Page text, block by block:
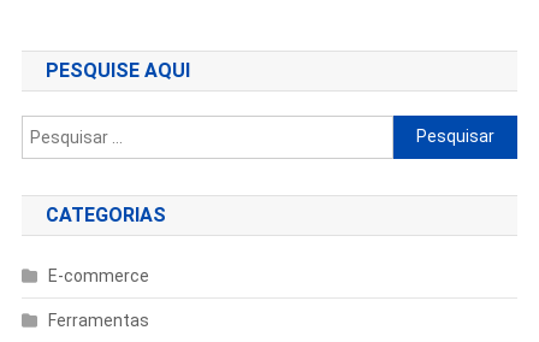
PESQUISE AQUI
Pesquisar
por:
CATEGORIAS
E-commerce
Ferramentas